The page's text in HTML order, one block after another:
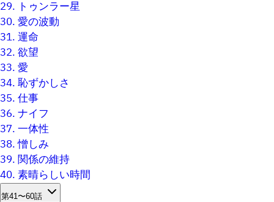
29. トゥンラー星
30.愛の波動
31.運命
32.欲望
33.愛
34.恥ずかしさ
35.仕事
36.ナイフ
37.一体性
38.憎しみ
39.関係の維持
40.素晴らしい時間
第41〜60話